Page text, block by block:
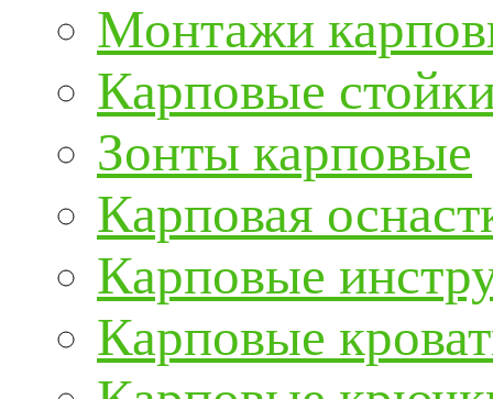
Монтажи
Карповые
Зонты карповые
Карповая
Карповые
Карповые